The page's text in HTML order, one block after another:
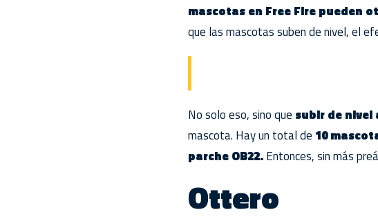
mascotas en Free Fire pueden
que las mascotas suben de nivel, el
No solo eso, sino que subir de nivel
mascota. Hay un total de10
parche OB22.Entonces, sin más
Ottero